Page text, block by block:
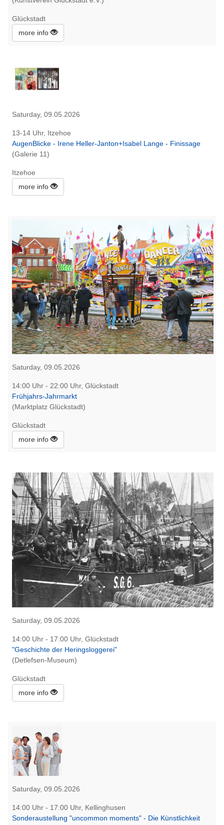
Glückstadt
more info
Saturday, 09.05.2026
13-14 Uhr, Itzehoe
AugenBlicke - Irene Heller-Janton+Isabel Lange - Finissage
(Galerie 11)
Itzehoe
more info
Saturday, 09.05.2026
14:00 Uhr - 22:00 Uhr, Glückstadt
Frühjahrs-Jahrmarkt
(Marktplatz Glückstadt)
Glückstadt
more info
Saturday, 09.05.2026
14:00 Uhr - 17:00 Uhr, Glückstadt
"Geschichte der Heringsloggerei"
(Detlefsen-Museum)
Glückstadt
more info
Saturday, 09.05.2026
14:00 Uhr - 17:00 Uhr, Kellinghusen
Sonderaustellung "uncommon moments" - Die Künstlichkeit